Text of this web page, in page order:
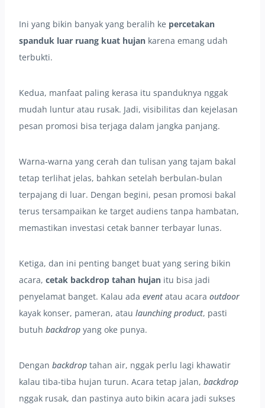
Ini yang bikin banyak yang beralih ke percetakan
spanduk luar ruang kuat hujan karena emang udah
terbukti.
Kedua, manfaat paling kerasa itu spanduknya nggak
mudah luntur atau rusak. Jadi, visibilitas dan kejelasan
pesan promosi bisa terjaga dalam jangka panjang.
Warna-warna yang cerah dan tulisan yang tajam bakal
tetap terlihat jelas, bahkan setelah berbulan-bulan
terpajang di luar. Dengan begini, pesan promosi bakal
terus tersampaikan ke target audiens tanpa hambatan,
memastikan investasi cetak banner terbayar lunas.
Ketiga, dan ini penting banget buat yang sering bikin
acara, cetak backdrop tahan hujan itu bisa jadi
penyelamat banget. Kalau ada eventatau acara outdoor
kayak konser, pameran, atau launching product, pasti
butuh backdrop yang oke punya.
Dengan backdrop tahan air, nggak perlu lagi khawatir
kalau tiba-tiba hujan turun. Acara tetap jalan, backdrop
nggak rusak, dan pastinya auto bikin acara jadi sukses